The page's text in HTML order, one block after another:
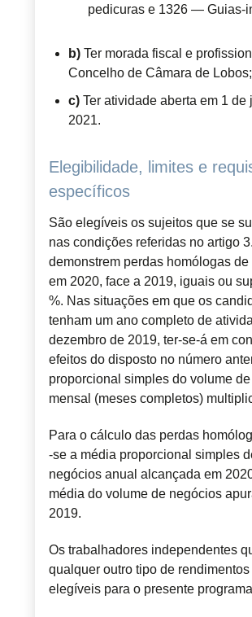
pedicuras e 1326 — Guias-
b) Ter morada fiscal e
Concelho de Câmara de Lobos;
c) Ter atividade aberta em 1 de
2021.
Elegibilidade, limites e
específicos
São elegíveis os sujeitos que se
nas condições referidas no artigo
demonstrem perdas homólogas de
em 2020, face a 2019, iguais ou
%. Nas situações em que os
tenham um ano completo de
dezembro de 2019, ter-se-á em
efeitos do disposto no número
proporcional simples do volume
mensal (meses completos)
Para o cálculo das perdas
-se a média proporcional simples
negócios anual alcançada em
média do volume de negócios
2019.
Os trabalhadores independentes
qualquer outro tipo de
elegíveis para o presente